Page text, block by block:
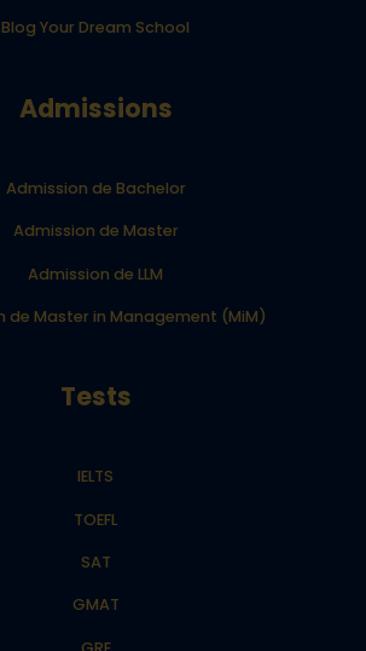
Blog Your Dream School
Admissions
Admission de Bachelor
Admission de Master
Admission de LLM
de Master in Management (MiM)
Tests
IELTS
TOEFL
SAT
GMAT